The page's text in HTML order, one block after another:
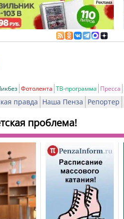
Фотолента ТВ-программа Пресса
правда Наша Пенза Репортер
проблема!